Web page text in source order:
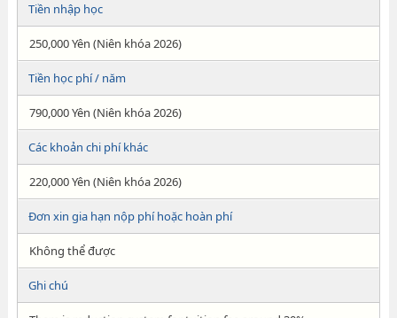
Tiền nhập học
250,000 Yên (Niên khóa 2026)
Tiền học phí / năm
790,000 Yên (Niên khóa 2026)
Các khoản chi phí khác
220,000 Yên (Niên khóa 2026)
Đơn xin gia hạn nộp phí hoặc hoàn phí
Không thể được
Ghi chú